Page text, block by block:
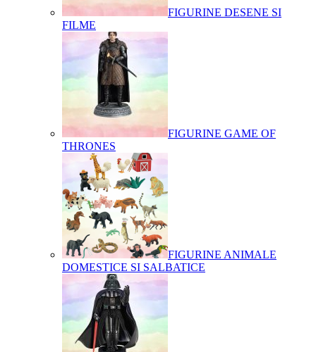
FIGURINE DESENE SI
FILME
FIGURINE GAME OF
THRONES
FIGURINE ANIMALE
DOMESTICE SI SALBATICE